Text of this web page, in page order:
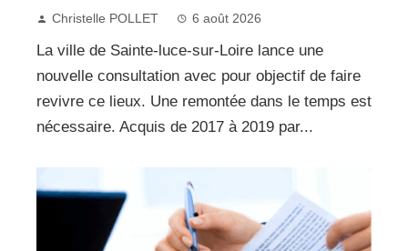
Christelle POLLET 6 août 2026
La ville de Sainte-luce-sur-Loire lance une
nouvelle consultation avec pour objectif de faire
revivre ce lieux. Une remontée dans le temps est
nécessaire. Acquis de 2017 à 2019 par...